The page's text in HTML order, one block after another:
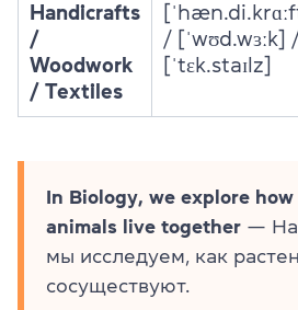
Handicrafts
/
Woodwork
/ Textiles
/ [ˈwʊd.wɜːk]
[ˈtɛk.staɪlz]
In Biology, we explore
animals live together — На
мы исследуем, как
сосуществуют.